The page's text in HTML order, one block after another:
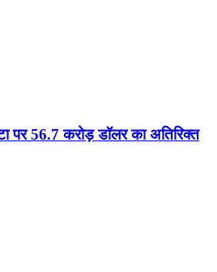
पर 56.7 करोड़ डॉलर का अतिरिक्त